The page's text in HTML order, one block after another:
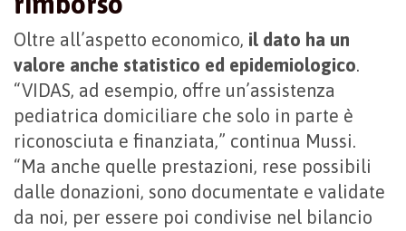
Oltre all’aspetto economico, il dato ha un
valore anche statistico ed epidemiologico.
“VIDAS, ad esempio, offre un’assistenza
pediatrica domiciliare che solo in parte è
riconosciuta e finanziata,” continua Mussi.
“Ma anche quelle prestazioni, rese possibili
dalle donazioni, sono documentate e validate
da noi, per essere poi condivise nel bilancio